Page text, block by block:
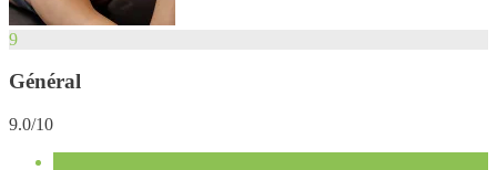
9
Général
9.0/10